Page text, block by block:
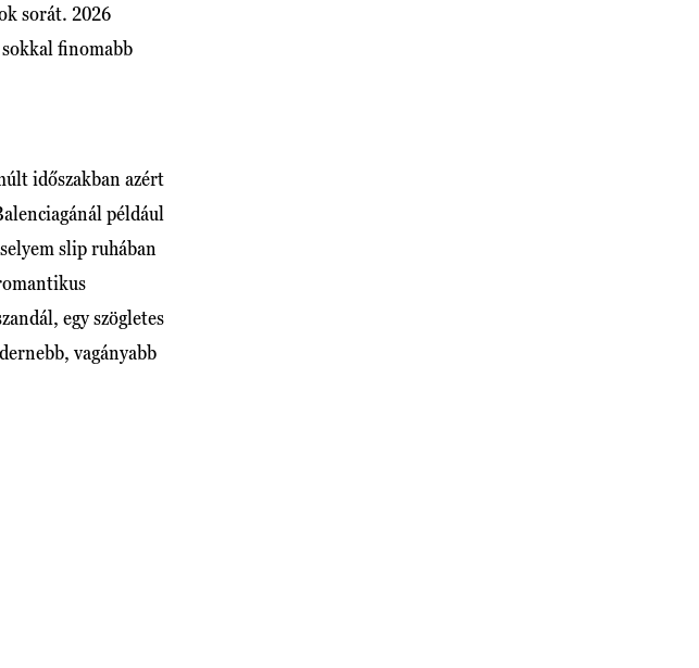
sorát. 2026
sokkal finomabb
időszakban azért
például
slip ruhában
egy szögletes
vagányabb